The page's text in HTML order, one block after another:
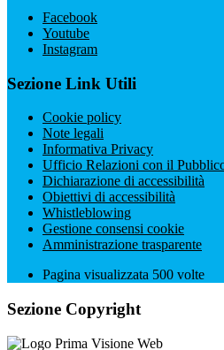
Facebook
Youtube
Instagram
Sezione Link Utili
Cookie policy
Note legali
Informativa Privacy
Ufficio Relazioni con il
Dichiarazione di accessibilità
Obiettivi di accessibilità
Whistleblowing
Gestione consensi cookie
Amministrazione trasparente
Pagina visualizzata 500 volte
Sezione Copyright